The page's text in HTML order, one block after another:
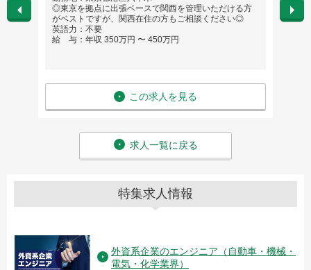
◎東京を拠点に出張ベースで関西を管理いただける方
がベストですが、関西在住の方もご相談ください◎
英語力：不要
給 与：年収 350万円 〜 450万円
この求人を見る
英語
給
求人一覧に戻る
特集求人情報
外資系企業のエンジニア（自動車・機械・
電気・化学業界）